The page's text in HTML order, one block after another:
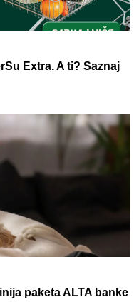
Extra. A ti? Saznaj
paketa ALTA banke